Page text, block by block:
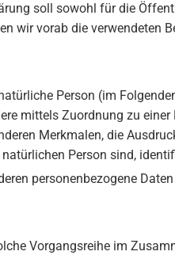
soll sowohl für die
wir vorab die verwendeten
Person (im
mittels Zuordnung zu
Merkmalen, die
Person sind,
personenbezogene
Vorgangsreihe im